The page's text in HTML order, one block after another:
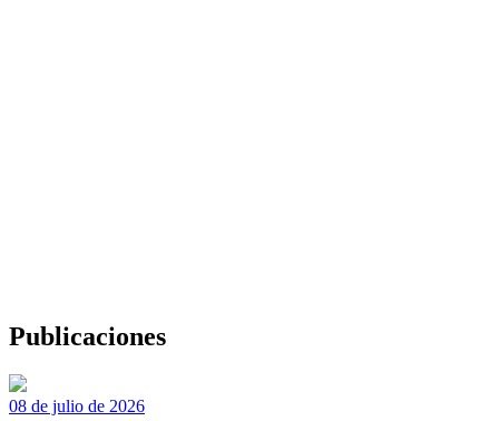
Publicaciones
08 de julio de 2026